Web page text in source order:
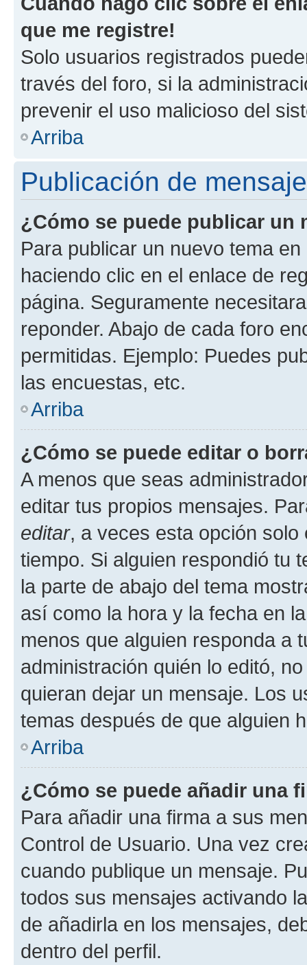
que me registre!
Solo usuarios registrados
través del foro, si la
prevenir el uso malicioso del
Arriba
Publicación de
¿Cómo se puede publicar un
Para publicar un nuevo tema
haciendo clic en el enlace de
página. Seguramente
reponder. Abajo de cada foro
permitidas. Ejemplo: Puedes
las encuestas, etc.
Arriba
¿Cómo se puede editar o
A menos que seas
editar tus propios mensajes.
editar, a veces esta opción
tiempo. Si alguien respondió tu
la parte de abajo del tema
así como la hora y la fecha en
menos que alguien responda a
administración quién lo editó,
quieran dejar un mensaje. Los
temas después de que alguien
Arriba
¿Cómo se puede añadir una
Para añadir una firma a sus
Control de Usuario. Una vez
cuando publique un mensaje.
todos sus mensajes activando
de añadirla en los mensajes,
dentro del perfil.